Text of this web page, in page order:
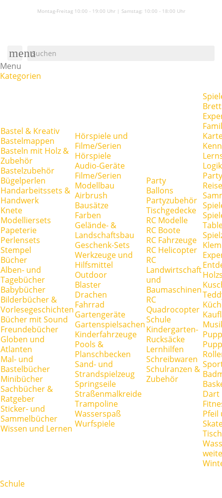
Montag-Freitag 10:00 - 19:00 Uhr | Samstag: 10:00 - 18:00 Uhr
menu
Menu
Kategorien
Bastel & Kreativ
Bastelmappen
Basteln mit Holz &
Zubehör
Bastelzubehör
Bügelperlen
Handarbeitssets &
Handwerk
Knete
Modelliersets
Papeterie
Perlensets
Stempel
Bücher
Alben- und
Tagebücher
Babybücher
Bilderbücher &
Vorlesegeschichten
Bücher mit Sound
Freundebücher
Globen und
Atlanten
Mal- und
Bastelbücher
Minibücher
Sachbücher &
Ratgeber
Sticker- und
Sammelbücher
Wissen und Lernen
Hörspiele und
Filme/Serien
Hörspiele
Audio-Geräte
Filme/Serien
Modellbau
Airbrush
Bausätze
Farben
Gelände- &
Landschaftsbau
Geschenk-Sets
Werkzeuge und
Hilfsmittel
Outdoor
Blaster
Drachen
Fahrrad
Gartengeräte
Gartenspielsachen
Kinderfahrzeuge
Pools &
Planschbecken
Sand- und
Strandspielzeug
Springseile
Straßenmalkreide
Trampoline
Wasserspaß
Wurfspiele
Party
Ballons
Partyzubehör
Tischgedecke
RC Modelle
RC Boote
RC Fahrzeuge
RC Helicopter
RC
Landwirtschaft
und
Baumaschinen
RC
Quadrocopter
Schule
Kindergarten-
Rucksäcke
Lernhilfen
Schreibwaren
Schulranzen &
Zubehör
Dart
Pfeil
Schule